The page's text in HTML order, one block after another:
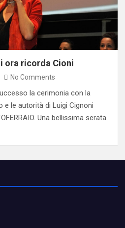
ora ricorda Cioni
No Comments
la cerimonia con la
e le autorità di Luigi Cignoni
Una bellissima serata